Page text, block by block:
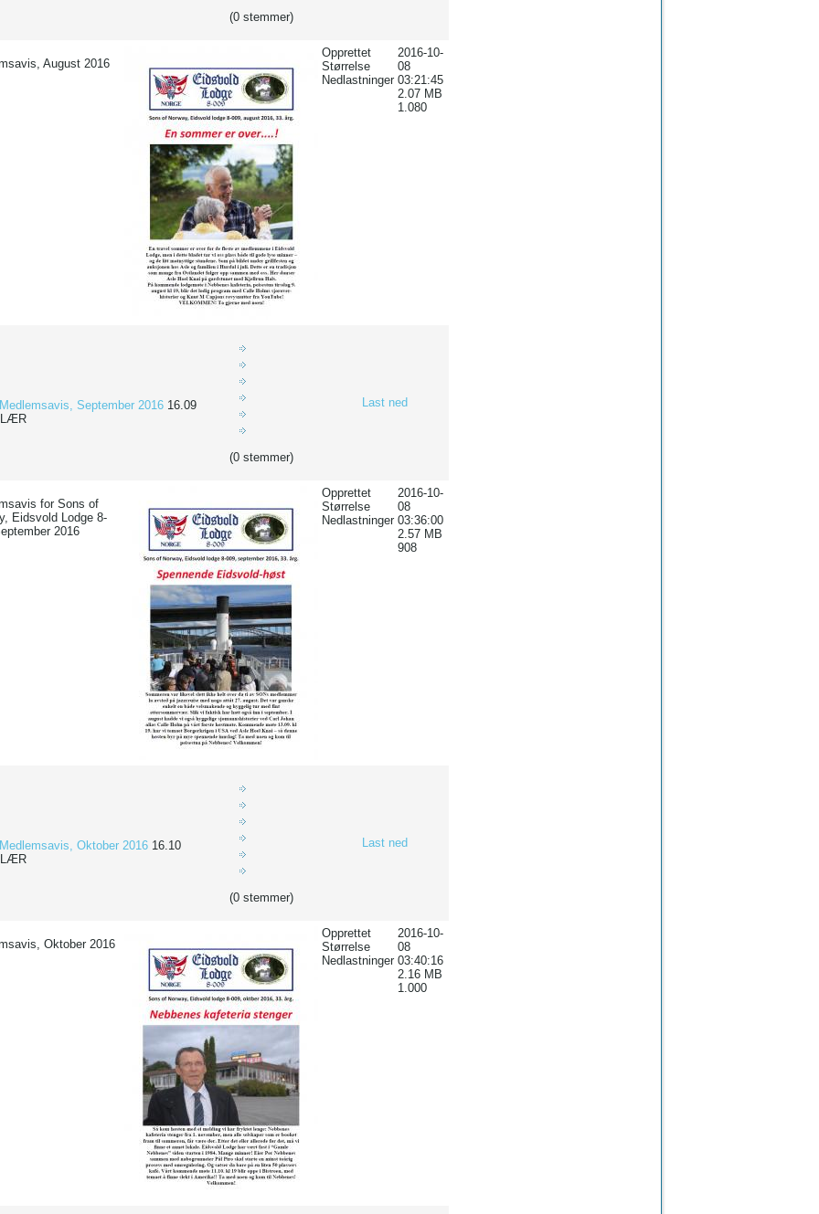
(0 stemmer)
August 2016
Opprettet
Størrelse
Nedlastninger
2016-10-
08
03:21:45
2.07 MB
1.080
Medlemsavis, September 2016 16.09
(0 stemmer)
Last ned
for Sons of
Eidsvold Lodge 8-
2016
Opprettet
Størrelse
Nedlastninger
2016-10-
08
03:36:00
2.57 MB
908
Medlemsavis, Oktober 2016 16.10
(0 stemmer)
Last ned
Oktober 2016
Opprettet
Størrelse
Nedlastninger
2016-10-
08
03:40:16
2.16 MB
1.000